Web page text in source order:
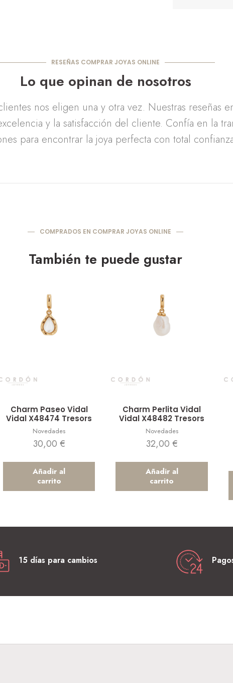
RESEÑAS COMPRAR JOYAS ONLINE
Lo que opinan de nosotros
nos eligen una y otra vez. Nuestras reseñas
y la satisfacción del cliente. Confía en la
para encontrar la joya perfecta con total
COMPRADOS EN COMPRAR JOYAS ONLINE
También te puede gustar
Charm Paseo Vidal
Vidal X48474 Tresors
Novedades
30,00 €
Añadir al
carrito
Charm Perlita Vidal
Vidal X48482 Tresors
Novedades
32,00 €
Añadir al
carrito
15 días para cambios